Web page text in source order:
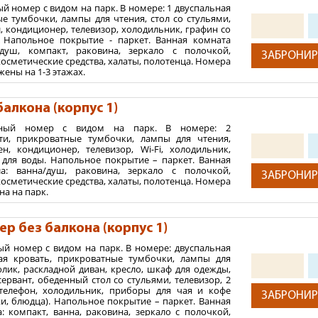
солнце, вода и воздух, в сочетании с
дает мощный толчок всей иммунной системе организма
гостя подбирают индивидуальную программу лечения
здания столовой и водолечебницы, с собственным
представлены стили разных исторических эпох,
XX века, соседствуют с корпусами более поздней
и "Люкс"
категории, с видом на Черное море или парк, питание по
питание: завтрак, обед, ужин в виде «шведского
и линией самообслуживания.
паспорт.
до 14 лет; для детей старше 14 лет - российский
лиц, не являющихся законными
одного из родителей (усыновителей, опекунов) на
ребенка для детей достигших 14-летнего возраста;
с инфекционными заболеваниями, в том числе Covid-19
в детском саду или школе, или поликлинике). Для детей от
номер с видом на парк. В номере: 1 двуспальная
тумбочки, лампы для чтения, стол со стульями,
кондиционер, телевизор, холодильник, графин со
покрытие - паркет. Ванная комната
компакт, раковина, зеркало с полочкой,
средства, халаты, полотенца. Номера
на 1-3 этажах.
максимум 1 ребенок.
(корпус 1)
номер с видом на парк. В номере: 2
прикроватные тумбочки, лампы для чтения,
кондиционер, телевизор, Wi-Fi, холодильник,
воды. Напольное покрытие – паркет. Ванная
ванна/душ, раковина, зеркало с полочкой,
средства, халаты, полотенца. Номера
на парк.
без балкона (корпус 1)
номер с видом на парк. В номере: двуспальная
кровать, прикроватные тумбочки, лампы для
раскладной диван, кресло, шкаф для одежды,
обеденный стол со стульями, телевизор, 2
холодильник, приборы для чая и кофе
блюдца). Напольное покрытие – паркет. Ванная
компакт, ванна, раковина, зеркало с полочкой,